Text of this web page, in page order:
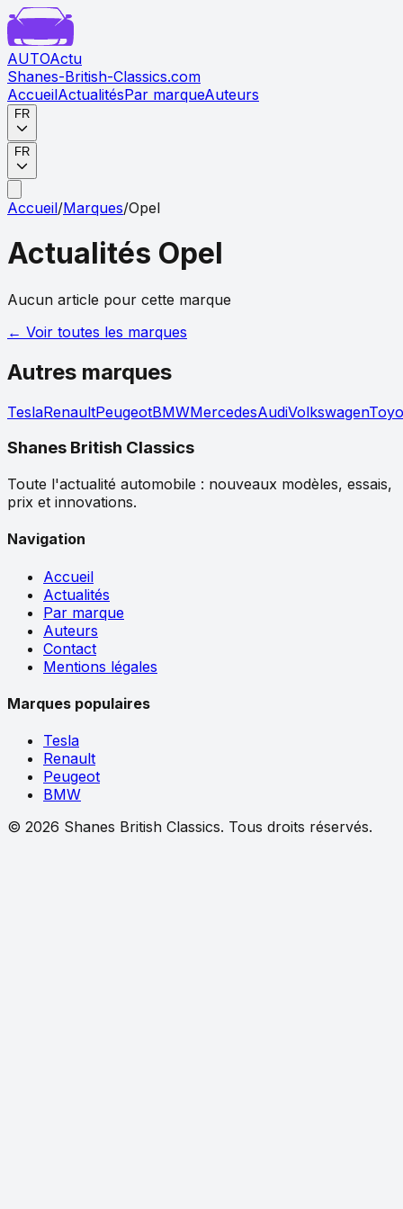
AUTOActu
Shanes-British-Classics.com
AccueilActualitésPar marqueAuteurs
FR
FR
Accueil/Marques/Opel
Actualités Opel
Aucun article pour cette marque
← Voir toutes les marques
Autres marques
TeslaRenaultPeugeotBMWMercedesAudiVolkswagen
Shanes British Classics
Toute l'actualité automobile : nouveaux modèles, essais,
prix et innovations.
Navigation
Accueil
Actualités
Par marque
Auteurs
Contact
Mentions légales
Marques populaires
Tesla
Renault
Peugeot
BMW
© 2026 Shanes British Classics. Tous droits réservés.